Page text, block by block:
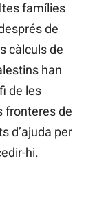
famílies
de
càlculs de
han
de les
fronteres de
d’ajuda per
hi.